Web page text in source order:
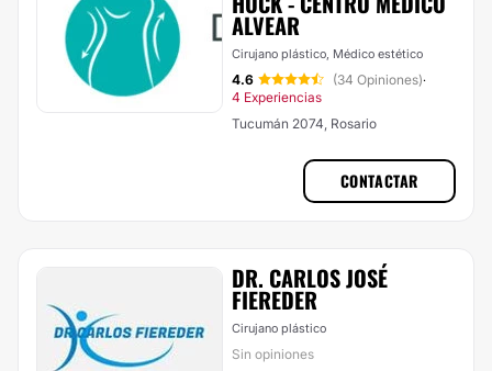
ALVEAR
Cirujano plástico, Médico estético
4.6 (34 Opiniones)·
4 Experiencias
Tucumán 2074, Rosario
CONTACTAR
DR. CARLOS JOSÉ
FIEREDER
Cirujano plástico
Sin opiniones